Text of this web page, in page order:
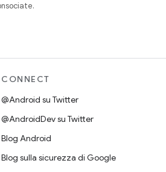
CONNECT
@Android su Twitter
@AndroidDev su Twitter
Blog Android
Blog sulla sicurezza di Google